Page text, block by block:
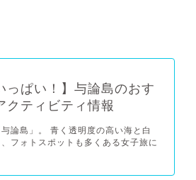
っぱい！】与論島のおす
クティビティ情報
論島」。 青く透明度の高い海と白
フォトスポットも多くある女子旅に